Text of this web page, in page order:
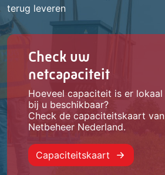
terug leveren
Check uw
netcapaciteit
Hoeveel capaciteit is er lokaal
bij u beschikbaar?
Check de capaciteitskaart van
Netbeheer Nederland.
Capaciteitskaart